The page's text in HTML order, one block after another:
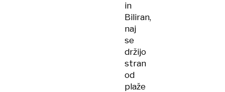
in
Biliran,
naj
se
držijo
stran
od
plaže